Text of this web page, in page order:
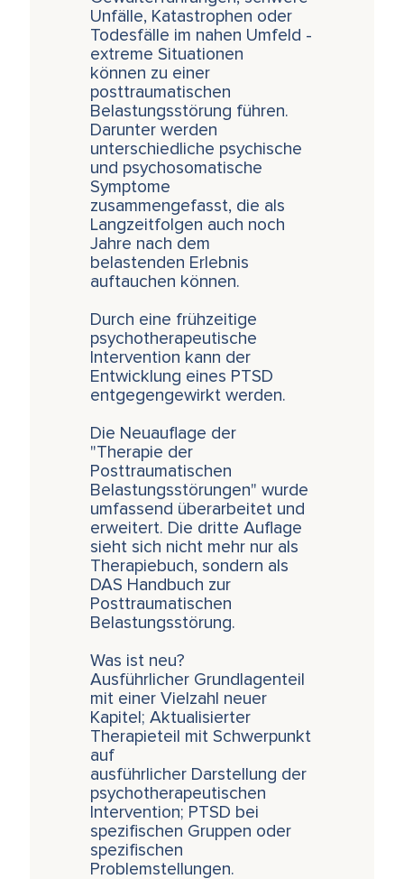
Unfälle, Katastrophen oder
Todesfälle im nahen Umfeld -
extreme Situationen
können zu einer
posttraumatischen
Belastungsstörung führen.
Darunter werden
unterschiedliche psychische
und psychosomatische
Symptome
zusammengefasst, die als
Langzeitfolgen auch noch
Jahre nach dem
belastenden Erlebnis
auftauchen können.
Durch eine frühzeitige
psychotherapeutische
Intervention kann der
Entwicklung eines PTSD
entgegengewirkt werden.
Die Neuauflage der
"Therapie der
Posttraumatischen
Belastungsstörungen" wurde
umfassend überarbeitet und
erweitert. Die dritte Auflage
sieht sich nicht mehr nur als
Therapiebuch, sondern als
DAS Handbuch zur
Posttraumatischen
Belastungsstörung.
Was ist neu?
Ausführlicher Grundlagenteil
mit einer Vielzahl neuer
Kapitel; Aktualisierter
Therapieteil mit Schwerpunkt
auf
ausführlicher Darstellung der
psychotherapeutischen
Intervention; PTSD bei
spezifischen Gruppen oder
spezifischen
Problemstellungen.